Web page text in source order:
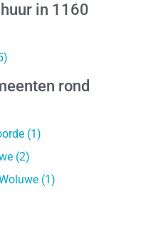
in 1160
rond
(1)
(2)
(1)